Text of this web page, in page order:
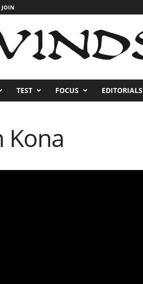
TEST FOCUS EDITORIALS